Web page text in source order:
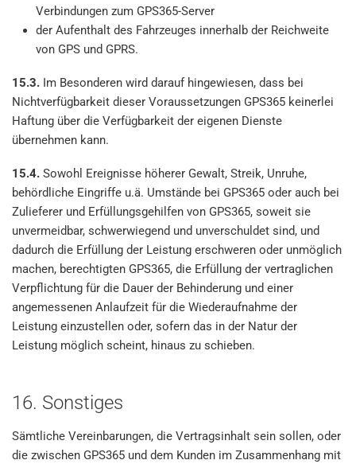
Verbindungen zum GPS365-Server
der Aufenthalt des Fahrzeuges innerhalb der Reichweite
von GPS und GPRS.
15.3. Im Besonderen wird darauf hingewiesen, dass bei
Nichtverfügbarkeit dieser Voraussetzungen GPS365 keinerlei
Haftung über die Verfügbarkeit der eigenen Dienste
übernehmen kann.
15.4. Sowohl Ereignisse höherer Gewalt, Streik, Unruhe,
behördliche Eingriffe u.ä. Umstände bei GPS365 oder auch bei
Zulieferer und Erfüllungsgehilfen von GPS365, soweit sie
unvermeidbar, schwerwiegend und unverschuldet sind, und
dadurch die Erfüllung der Leistung erschweren oder unmöglich
machen, berechtigten GPS365, die Erfüllung der vertraglichen
Verpflichtung für die Dauer der Behinderung und einer
angemessenen Anlaufzeit für die Wiederaufnahme der
Leistung einzustellen oder, sofern das in der Natur der
Leistung möglich scheint, hinaus zu schieben.
16. Sonstiges
Sämtliche Vereinbarungen, die Vertragsinhalt sein sollen, oder
die zwischen GPS365 und dem Kunden im Zusammenhang mit